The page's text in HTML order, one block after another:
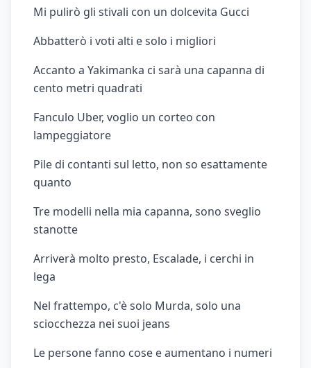
Mi pulirò gli stivali con un dolcevita Gucci
Abbatterò i voti alti e solo i migliori
Accanto a Yakimanka ci sarà una capanna di
cento metri quadrati
Fanculo Uber, voglio un corteo con
lampeggiatore
Pile di contanti sul letto, non so esattamente
quanto
Tre modelli nella mia capanna, sono sveglio
stanotte
Arriverà molto presto, Escalade, i cerchi in
lega
Nel frattempo, c'è solo Murda, solo una
sciocchezza nei suoi jeans
Le persone fanno cose e aumentano i numeri